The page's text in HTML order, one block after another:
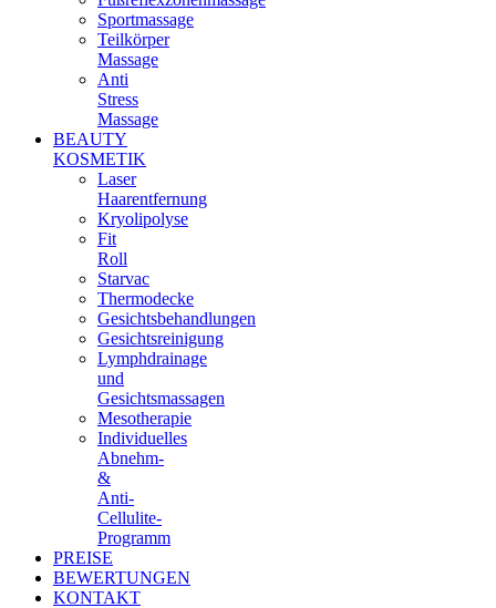
Sportmassage
Teilkörper
Massage
Anti
Stress
Massage
BEAUTY
KOSMETIK
Laser
Haarentfernung
Kryolipolyse
Fit
Roll
Starvac
Thermodecke
Gesichtsbehandlungen
Gesichtsreinigung
Lymphdrainage
und
Gesichtsmassagen
Mesotherapie
Individuelles
Abnehm-
&
Anti-
Cellulite-
Programm
PREISE
BEWERTUNGEN
KONTAKT